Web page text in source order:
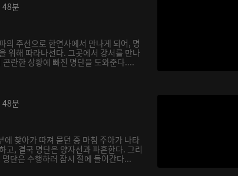
48분
의 주선으로 한연사에서 만나게 되어, 명
위해 따라나선다. 그곳에서 강서를 만나
곤란한 상황에 빠진 명단을 도와준다....
48분
에 찾아가 따져 묻던 중 마침 주아가 나타
고, 결국 명단은 양자선과 파혼한다. 그리
명단은 수행하러 잠시 절에 들어간다...